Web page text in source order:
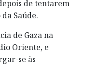
de tentarem
Saúde.
de Gaza na
Oriente, e
se às